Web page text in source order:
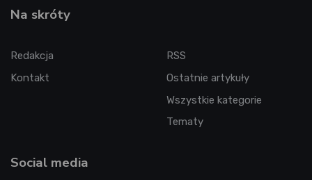
Na skróty
Redakcja
Kontakt
RSS
Ostatnie artykuły
Wszystkie kategorie
Tematy
Social media